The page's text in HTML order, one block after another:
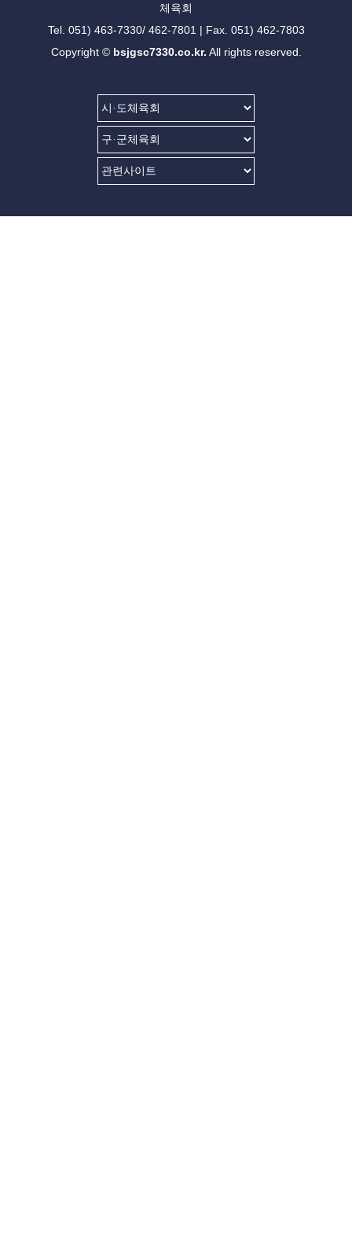
체육회
Tel. 051) 463-7330/ 462-7801 | Fax. 051) 462-7803
Copyright © bsjgsc7330.co.kr. All rights reserved.